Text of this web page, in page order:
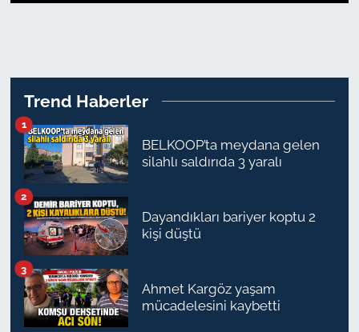
Trend Haberler
BELKOOP’ta meydana gelen
silahlı saldırıda 3 yaralı
1
Dayandıkları bariyer koptu 2
kişi düştü
2
Ahmet Kargöz yaşam
mücadelesini kaybetti
3
RESMİ İLAN
SPOR
EDİRNE
TEKİRDAĞ
KIRKLARELİ